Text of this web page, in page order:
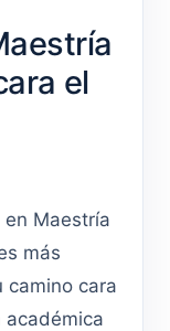
el
Maestría
más
camino cara
académica